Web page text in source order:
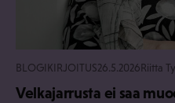
BLOGIKIRJOITUS26.5.2026Riitta
Velkajarrusta ei saa